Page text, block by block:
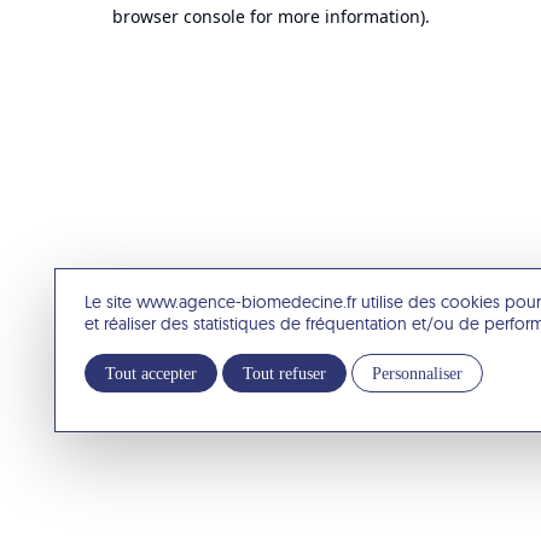
Le site www.agence-biomedecine.fr utilise des cookies
et réaliser des statistiques de fréquentation et/ou de
Tout accepter Tout refuser Personnaliser
browser console for more information).